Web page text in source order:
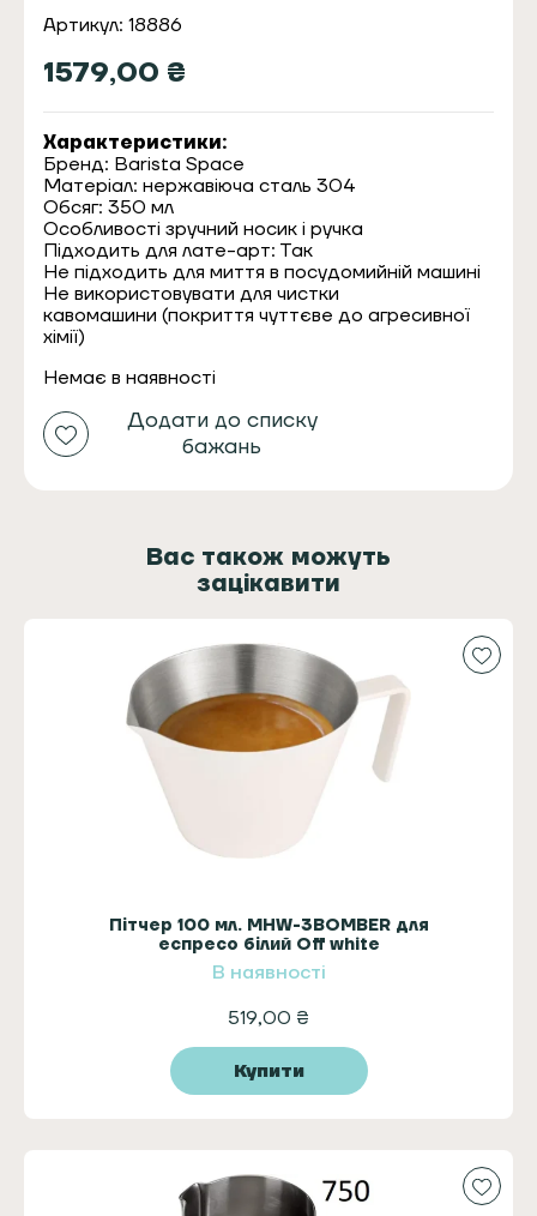
Артикул: 18886
1579,00 ₴
Характеристики:
Бренд: Barista Space
Матеріал: нержавіюча сталь 304
Обсяг: 350 мл
Особливості зручний носик і ручка
Підходить для лате-арт: Так
Не підходить для миття в посудомийній машині
Не використовувати для чистки
кавомашини (покриття чуттєве до агресивної
хімії)
Немає в наявності
Додати до списку
бажань
Вас також можуть
зацікавити
Пітчер 100 мл. MHW-3BOMBER для
еспресо білий Off white
В наявності
519,00 ₴
Купити